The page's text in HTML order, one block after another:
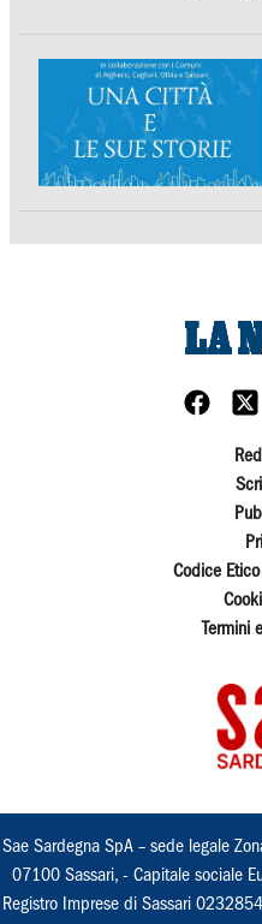
Codice
Termini
Sae Sardegna SpA – sede legale
07100 Sassari, - Capitale sociale
Registro Imprese di Sassari